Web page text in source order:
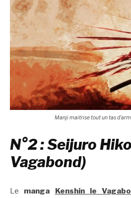
Manji maitrise tout un tas
N°2 : Seijuro
Vagabond)
Le manga Kenshin le